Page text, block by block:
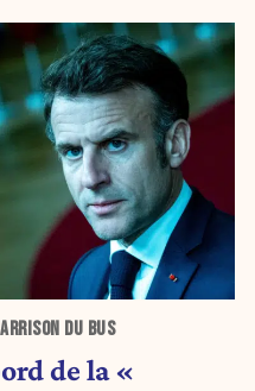
DU BUS
de la «